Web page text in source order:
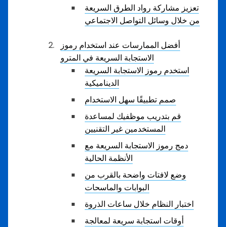
تعزيز مشاركة رواد الطرق السريعة
من خلال وسائل التواصل الاجتماعي
أفضل الممارسات عند استخدام رموز
الاستجابة السريعة في المترو
استخدم رموز الاستجابة السريعة
الديناميكية
صمم تطبيقًا سهل الاستخدام
قم بتدريب موظفيك لمساعدة
المستخدمين غير التقنيين
دمج رموز الاستجابة السريعة مع
الأنظمة الحالية
وضع لافتات واضحة بالقرب من
البوابات والماسحات
اختبار النظام خلال ساعات الذروة
أوقات استجابة سريعة لمعالجة